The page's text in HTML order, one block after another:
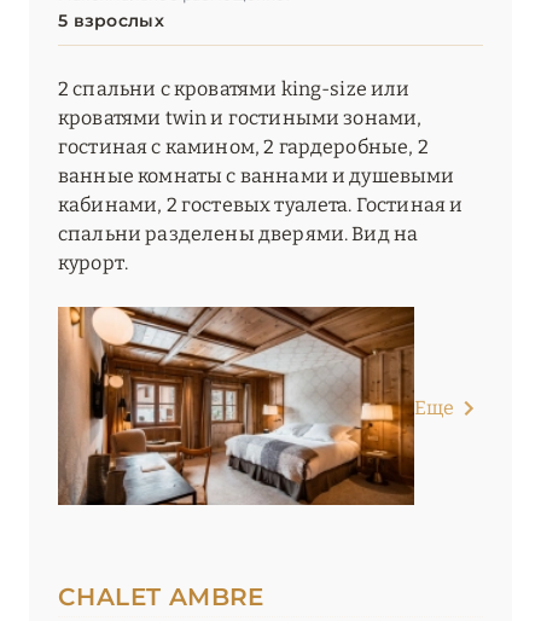
Relaxed Catered Chalet St. Christophe
Résidence Carlina
Résidence Daria-I Nor
Residence Koh-I Nor (Les Etincelles)
Résidence Les Arolles
Six Senses Residences Courchevel
Ultima Hotel Courchevel
Villa Maïa
White 1921 Courchevel
ОКСИТАНИЯ
5 взрослых
2 спальни с кроватями king-size или
кроватями twin и гостиными зонами,
гостиная с камином, 2 гардеробные, 2
ванные комнаты с ваннами и душевыми
кабинами, 2 гостевых туалета. Гостиная и
спальни разделены дверями. Вид на
курорт.
Еще
CHALET AMBRE